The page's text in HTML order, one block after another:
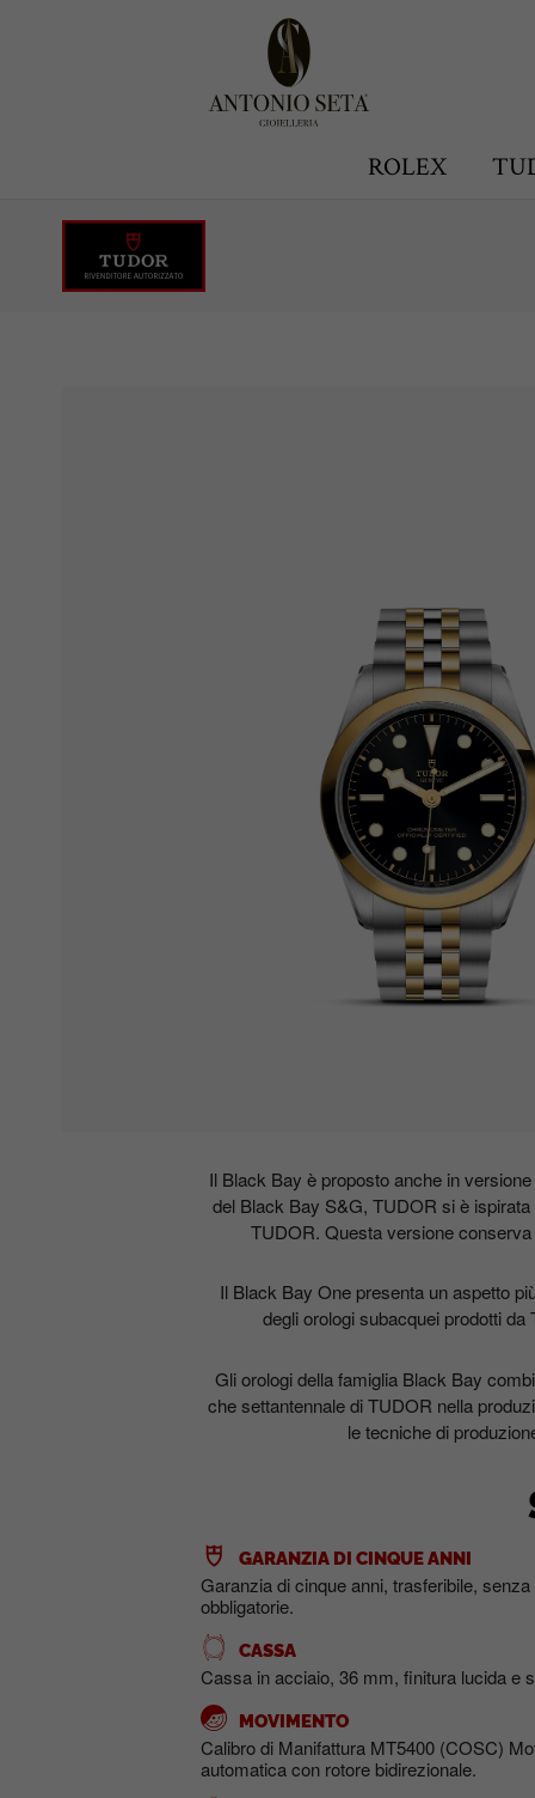
Antonio Seta Gioielleria
ROLEX
Il Black Bay è proposto anche in
del Black Bay S&G, TUDOR si è
TUDOR. Questa versione
Il Black Bay One presenta un aspetto
degli orologi subacquei prodotti
Gli orologi della famiglia Black Bay
che settantennale di TUDOR nella
le tecniche di
GARANZIA DI CINQUE ANNI
Garanzia di cinque anni, trasferibile,
obbligatorie.
CASSA
Cassa in acciaio, 36 mm, finitura lucida e
MOVIMENTO
Calibro di Manifattura MT5400 (COSC)
automatica con rotore bidirezionale.